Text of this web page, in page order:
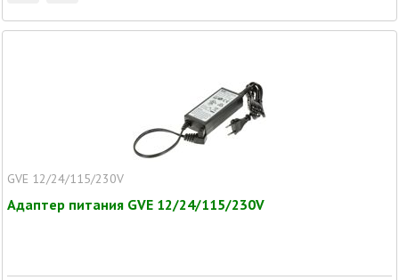
GVE 12/24/115/230V
Адаптер питания GVE 12/24/115/230V